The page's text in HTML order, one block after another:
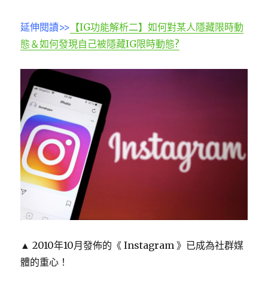
延伸閱讀>> 【IG功能解析二】如何對某人隱藏限時動
態＆如何發現自己被隱藏IG限時動態?
▲ 2010年10月發佈的《 Instagram 》已成為社群媒
體的重心！